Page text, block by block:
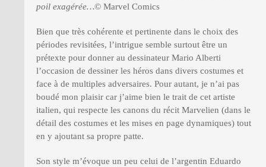
poil exagérée…© Marvel Comics
Bien que très cohérente et pertinente dans le choix des
périodes revisitées, l’intrigue semble surtout être un
prétexte pour donner au dessinateur Mario Alberti
l’occasion de dessiner les héros dans divers costumes et
face à de multiples adversaires. Pour autant, je n’ai pas
boudé mon plaisir car j’aime bien le trait de cet artiste
italien, qui respecte les canons du récit Marvelien (dans le
détail des costumes et les mises en page dynamiques) tout
en y ajoutant sa propre patte.
Son style m’évoque un peu celui de l’argentin Eduardo